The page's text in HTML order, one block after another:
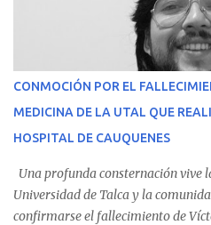
CONMOCIÓN POR EL
MEDICINA DE LA UTAL QUE
HOSPITAL DE CAUQUENES
Una profunda consternación vive
Universidad de Talca y la
confirmarse el fallecimiento de